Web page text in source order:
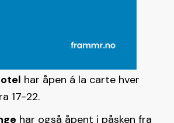
har åpen á la carte hver
17-22.
har også åpent i påsken fra